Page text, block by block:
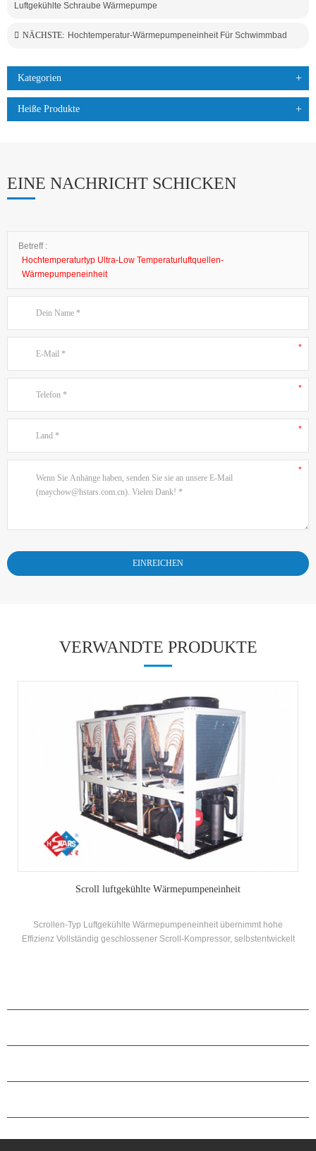
Luftgekühlte Schraube Wärmepumpe
NÄCHSTE: Hochtemperatur-Wärmepumpeneinheit Für Schwimmbad
Kategorien
Heiße Produkte
EINE NACHRICHT SCHICKEN
Betreff :
Hochtemperaturtyp Ultra-Low Temperaturluftquellen-
Wärmepumpeneinheit
VERWANDTE PRODUKTE
Scroll luftgekühlte Wärmepumpeneinheit
Scrollen-Typ Luftgekühlte Wärmepumpeneinheit übernimmt hohe
Effizienz Vollständig geschlossener Scroll-Kompressor, selbstentwickelt